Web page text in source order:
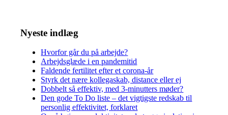
Nyeste indlæg
Hvorfor går du på arbejde?
Arbejdsglæde i en pandemitid
Faldende fertilitet efter et corona-år
Styrk det nære kollegaskab, distance eller ej
Dobbelt så effektiv, med 3-minutters møder?
Den gode To Do liste – det vigtigste redskab til
personlig effektivitet, forklaret